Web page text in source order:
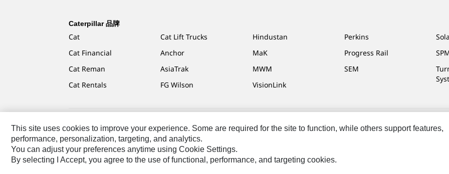
Caterpillar 品牌
Cat
Cat Financial
Cat Reman
Cat Rentals
Cat Lift Trucks
Anchor
AsiaTrak
FG Wilson
Hindustan
MaK
MWM
VisionLink
Perkins
Progress Rail
SEM
Caterpillar.com 聯絡 Caterpillar 我的行銷偏好設定 網站地圖 Cookie Settings 法律 隱私權 關於 Cat
TW - Chinese © 2026 Caterpillar. All Rights Reserved.
This site uses cookies to improve your experience. Some are required for the site to function, while others support features,
performance, personalization, targeting, and analytics.
You can adjust your preferences anytime using Cookie Settings.
By selecting I Accept, you agree to the use of functional, performance, and targeting cookies.